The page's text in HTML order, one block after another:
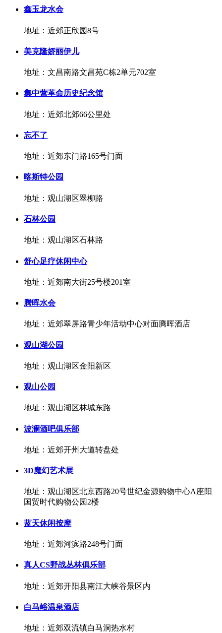
鑫玉龙水会
地址：近郊正欣园8号
美克隆娇丽伊儿
地址：文昌南路文昌苑C栋2单元702室
集中营革命历史纪念馆
地址：近郊北郊66公里处
忘不了
地址：近郊东门路165号门面
喀斯特公园
地址：观山湖区翠柳路
石林公园
地址：观山湖区石林路
舒心足疗休闲中心
地址：近郊南大街25号楼201室
腾晖水会
地址：近郊翠屏路青少年活动中心对面腾晖酒店
观山湖公园
地址：观山湖区金阳新区
观山公园
地址：观山湖区林城东路
波澜酒吧俱乐部
地址：近郊开州大道转盘处
3D魔幻艺术展
地址：观山湖区北京西路20号世纪金源购物中心A座阳
国贸时代购物公园2楼
蓝天休闲按摩
地址：近郊河滨路248号门面
真人CS野战丛林俱乐部
地址：近郊开阳县南江大峡谷景区内
白马峪温泉酒店
地址：近郊双流镇白马洞热水村